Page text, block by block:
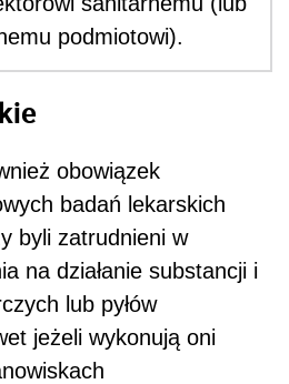
podmiotowi).
obowiązek
badań lekarskich
byli zatrudnieni w
na działa­nie substancji i
lub pyłów
jeżeli wykonują oni